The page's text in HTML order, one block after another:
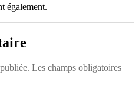
également.
Les champs obligatoires